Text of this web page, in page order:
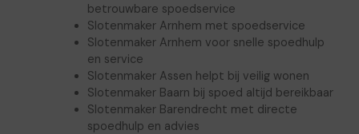
betrouwbare spoedservice
Slotenmaker Arnhem met spoedservice
Slotenmaker Arnhem voor snelle spoedhulp
en service
Slotenmaker Assen helpt bij veilig wonen
Slotenmaker Baarn bij spoed altijd bereikbaar
Slotenmaker Barendrecht met directe
spoedhulp en advies